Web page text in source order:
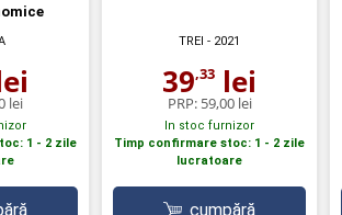
lei
1 - 2 zile
TREI - 2021
39,33 lei
PRP: 59,00 lei
In stoc furnizor
Timp confirmare stoc: 1 - 2 zile
lucratoare
cumpără